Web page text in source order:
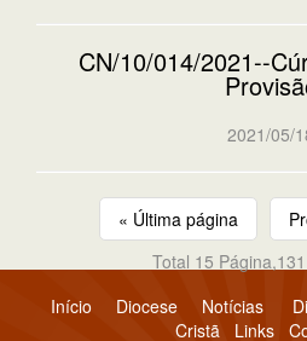
CN/10/014/2021--
2021/05/
« Última página
Total 15
Início
Diocese Notícias
Cristã
Links